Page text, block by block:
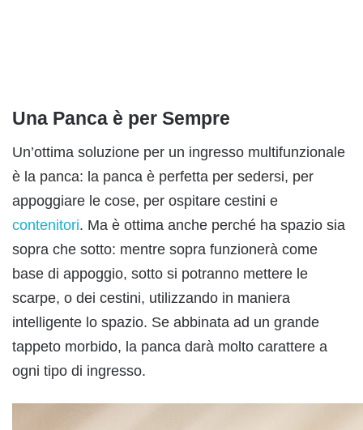
Una Panca è per Sempre
Un’ottima soluzione per un ingresso multifunzionale
è la panca: la panca è perfetta per sedersi, per
appoggiare le cose, per ospitare cestini e
contenitori. Ma è ottima anche perché ha spazio sia
sopra che sotto: mentre sopra funzionerà come
base di appoggio, sotto si potranno mettere le
scarpe, o dei cestini, utilizzando in maniera
intelligente lo spazio. Se abbinata ad un grande
tappeto morbido, la panca darà molto carattere a
ogni tipo di ingresso.